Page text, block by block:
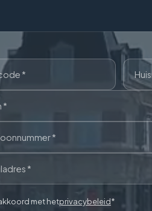
met hetprivacybeleid*